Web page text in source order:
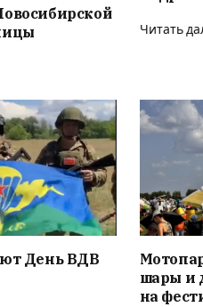
Читать
День ВДВ
шары и
на